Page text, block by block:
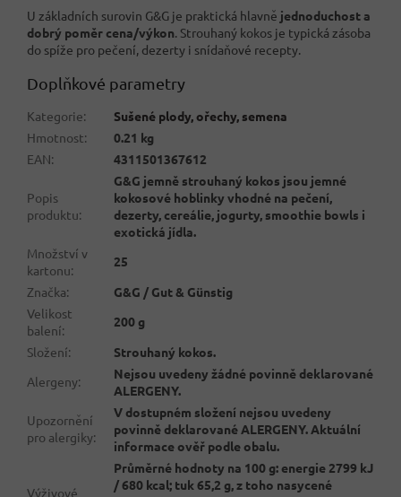
U základních surovin G&G je praktická hlavně jednoduchost a
dobrý poměr cena/výkon. Strouhaný kokos je typická zásoba
do spíže pro pečení, dezerty i snídaňové recepty.
Doplňkové parametry
Kategorie:
Sušené plody, ořechy, semena
Hmotnost:
0.21 kg
EAN: 4311501367612
Popis
produktu:
G&G jemně strouhaný kokos jsou jemné
kokosové hoblinky vhodné na pečení,
dezerty, cereálie, jogurty, smoothie bowls i
exotická jídla.
Množství v
kartonu:
25
Značka:
G&G / Gut & Günstig
Velikost
balení:
200 g
Složení:
Strouhaný kokos.
Alergeny:
Nejsou uvedeny žádné povinně deklarované
ALERGENY.
Upozornění
pro alergiky:
V dostupném složení nejsou uvedeny
povinně deklarované ALERGENY. Aktuální
informace ověř podle obalu.
Výživové
Průměrné hodnoty na 100 g: energie 2799 kJ
/ 680 kcal; tuk 65,2 g, z toho nasycené